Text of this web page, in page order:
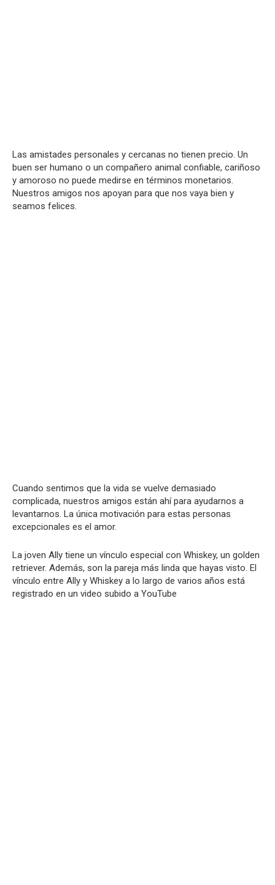
Las amistades personales y cercanas no tienen precio. Un
buen ser humano o un compañero animal confiable, cariñoso
y amoroso no puede medirse en términos monetarios.
Nuestros amigos nos apoyan para que nos vaya bien y
seamos felices.
Cuando sentimos que la vida se vuelve demasiado
complicada, nuestros amigos están ahí para ayudarnos a
levantarnos. La única motivación para estas personas
excepcionales es el amor.
La joven Ally tiene un vínculo especial con Whiskey, un golden
retriever. Además, son la pareja más linda que hayas visto. El
vínculo entre Ally y Whiskey a lo largo de varios años está
registrado en un video subido a YouTube